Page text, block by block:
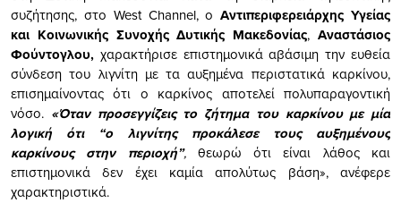
συζήτησης, στο West Channel, οAντιπεριφερειάρχης Υγείας
και Κοινωνικής Συνοχής Δυτικής Μακεδονίας,Αναστάσιος
Φούντογλου, χαρακτήρισε επιστημονικά αβάσιμη την ευθεία
σύνδεση του λιγνίτη με τα αυξημένα περιστατικά καρκίνου,
επισημαίνοντας ότι ο καρκίνος αποτελεί πολυπαραγοντική
νόσο. «Όταν προσεγγίζεις το ζήτημα του καρκίνου με μία
λογική ότι “ο λιγνίτης προκάλεσε τους αυξημένους
καρκίνους στην περιοχή”,θεωρώ ότι είναι λάθος και
επιστημονικά δεν έχει καμία απολύτως βάση», ανέφερε
χαρακτηριστικά.